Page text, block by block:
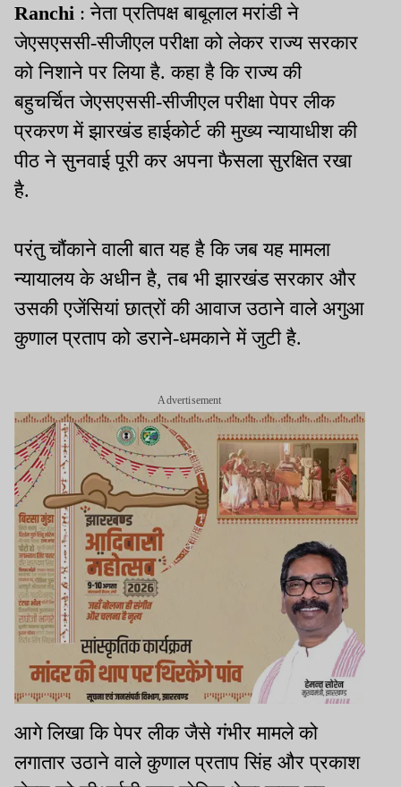
Ranchi : नेता प्रतिपक्ष बाबूलाल मरांडी ने
जेएसएससी-सीजीएल परीक्षा को लेकर राज्य सरकार
को निशाने पर लिया है. कहा है कि राज्य की
बहुचर्चित जेएसएससी-सीजीएल परीक्षा पेपर लीक
प्रकरण में झारखंड हाईकोर्ट की मुख्य न्यायाधीश की
पीठ ने सुनवाई पूरी कर अपना फैसला सुरक्षित रखा
है.
परंतु चौंकाने वाली बात यह है कि जब यह मामला
न्यायालय के अधीन है, तब भी झारखंड सरकार और
उसकी एजेंसियां छात्रों की आवाज उठाने वाले अगुआ
कुणाल प्रताप को डराने-धमकाने में जुटी है.
Advertisement
आगे लिखा कि पेपर लीक जैसे गंभीर मामले को
लगातार उठाने वाले कुणाल प्रताप सिंह और प्रकाश